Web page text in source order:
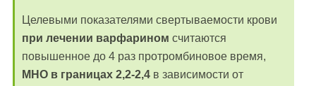
Целевыми показателями свертываемости крови
при лечении варфарином считаются
повышенное до 4 раз протромбиновое время,
МНО в границах 2,2-2,4 в зависимости от